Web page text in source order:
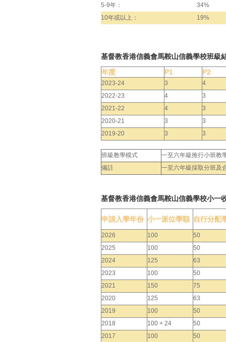
5-9年：
34%
10年或以上：
19%
基督教香港信義會馬鞍山信義學校班級
年度
P1 P2
2023-24 3
4
2022-23
4
3
2021-22
4
3
2020-21
3
3
2019-20
3 3
班級教學模式
一至六年級推行小班教
備註
一至六年級採取分班及
基督教香港信義會馬鞍山信義學校小一
申請入學年份 小一派位學額 自行分配
2026 100
50
2025
100
50
2024
125
63
2023
100
50
2021
150
75
2020
125
63
2019
100
50
2018
100 + 24
50
2017
100
50